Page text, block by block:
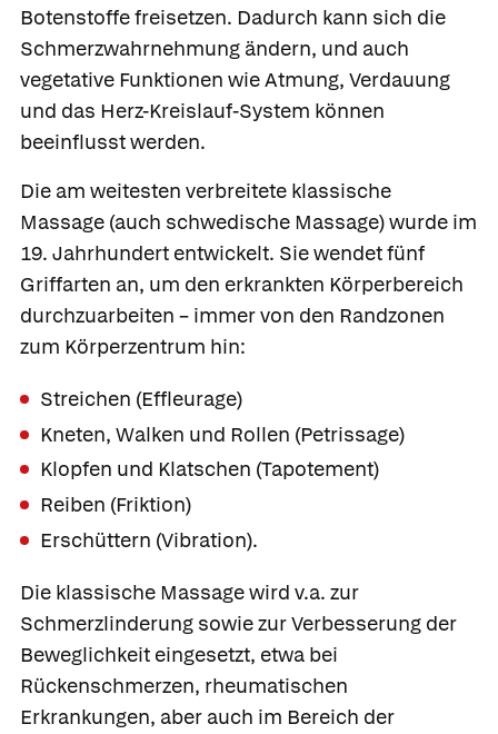
Botenstoffe freisetzen. Dadurch kann sich die
Schmerzwahrnehmung ändern, und auch
vegetative Funktionen wie Atmung, Verdauung
und das Herz-Kreislauf-System können
beeinflusst werden.
Die am weitesten verbreitete klassische
Massage (auch schwedische Massage) wurde im
19. Jahrhundert entwickelt. Sie wendet fünf
Griffarten an, um den erkrankten Körperbereich
durchzuarbeiten – immer von den Randzonen
zum Körperzentrum hin:
Streichen (Effleurage)
Kneten, Walken und Rollen (Petrissage)
Klopfen und Klatschen (Tapotement)
Reiben (Friktion)
Erschüttern (Vibration).
Die klassische Massage wird v.a. zur
Schmerzlinderung sowie zur Verbesserung der
Beweglichkeit eingesetzt, etwa bei
Rückenschmerzen, rheumatischen
Erkrankungen, aber auch im Bereich der